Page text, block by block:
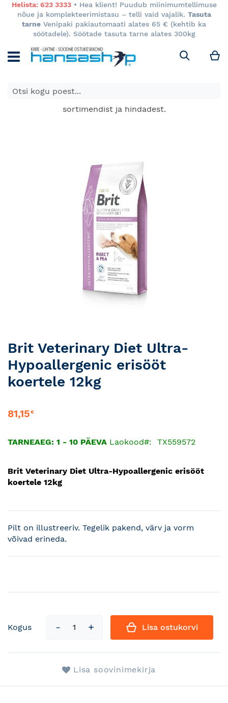
Helista: 623 3333• Hea klient! Puudub miinimumtellimuse
nõue ja komplekteerimistasu – telli vaid vajalik. Tasuta
tarne Venipaki pakiautomaati alates 65 € (kehtib ka
söötadele). Söötade tasuta tarne alates 300kg
Otsi
E-poes kuvatavad toodete hinnad kehtivad ainult e-
poes ja võivad erineda Keila ja Tartu poodide
sortimendist ja hindadest.
Skip
to
the
beginning
of
images
Brit Veterinary Diet Ultra-
Hypoallergenic erisööt
koertele 12kg
81,15€
TARNEAEG: 1 - 10 PÄEVA Laokood TX559572
Brit Veterinary Diet Ultra-Hypoallergenic erisööt
koertele 12kg
Pilt on illustreeriv. Tegelik pakend, värv ja vorm
võivad erineda.
Kogus Lisa ostukorvi
Lisa soovinimekirja